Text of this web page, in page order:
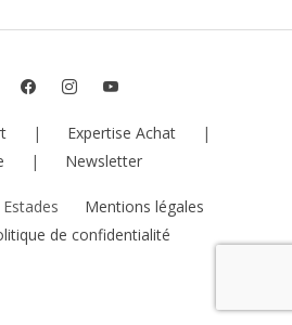
| Expertise Achat
|
| Newsletter
Mentions légales
de confidentialité